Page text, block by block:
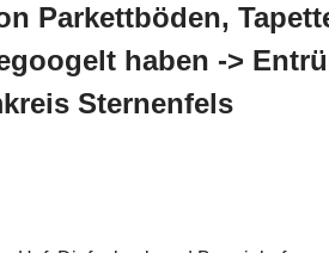
Parkettböden,
haben ->
Sternenfels